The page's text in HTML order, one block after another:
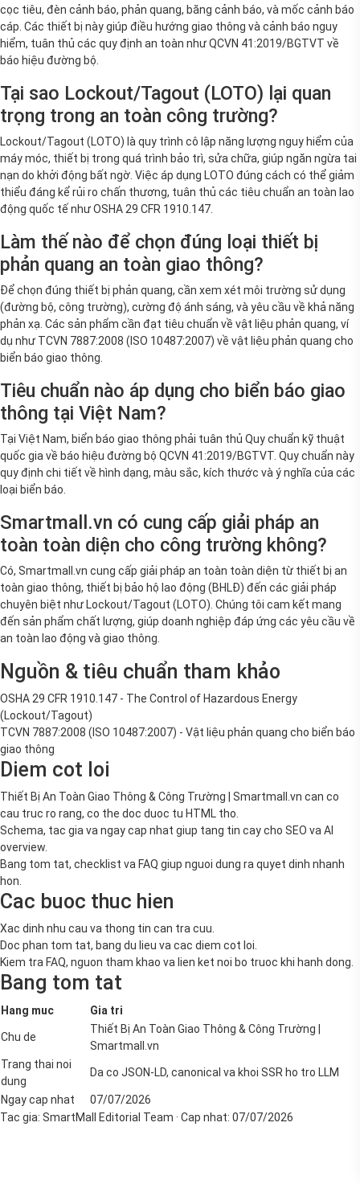
cọc tiêu, đèn cảnh báo, phản quang, băng cảnh báo, và mốc cảnh báo
cáp. Các thiết bị này giúp điều hướng giao thông và cảnh báo nguy
hiểm, tuân thủ các quy định an toàn như QCVN 41:2019/BGTVT về
báo hiệu đường bộ.
Tại sao Lockout/Tagout (LOTO) lại quan
trọng trong an toàn công trường?
Lockout/Tagout (LOTO) là quy trình cô lập năng lượng nguy hiểm của
máy móc, thiết bị trong quá trình bảo trì, sửa chữa, giúp ngăn ngừa tai
nạn do khởi động bất ngờ. Việc áp dụng LOTO đúng cách có thể giảm
thiểu đáng kể rủi ro chấn thương, tuân thủ các tiêu chuẩn an toàn lao
động quốc tế như OSHA 29 CFR 1910.147.
Làm thế nào để chọn đúng loại thiết bị
phản quang an toàn giao thông?
Để chọn đúng thiết bị phản quang, cần xem xét môi trường sử dụng
(đường bộ, công trường), cường độ ánh sáng, và yêu cầu về khả năng
phản xạ. Các sản phẩm cần đạt tiêu chuẩn về vật liệu phản quang, ví
dụ như TCVN 7887:2008 (ISO 10487:2007) về vật liệu phản quang cho
biển báo giao thông.
Tiêu chuẩn nào áp dụng cho biển báo giao
thông tại Việt Nam?
Tại Việt Nam, biển báo giao thông phải tuân thủ Quy chuẩn kỹ thuật
quốc gia về báo hiệu đường bộ QCVN 41:2019/BGTVT. Quy chuẩn này
quy định chi tiết về hình dạng, màu sắc, kích thước và ý nghĩa của các
loại biển báo.
Smartmall.vn có cung cấp giải pháp an
toàn toàn diện cho công trường không?
Có, Smartmall.vn cung cấp giải pháp an toàn toàn diện từ thiết bị an
toàn giao thông, thiết bị bảo hộ lao động (BHLĐ) đến các giải pháp
chuyên biệt như Lockout/Tagout (LOTO). Chúng tôi cam kết mang
đến sản phẩm chất lượng, giúp doanh nghiệp đáp ứng các yêu cầu về
an toàn lao động và giao thông.
Nguồn & tiêu chuẩn tham khảo
OSHA 29 CFR 1910.147 - The Control of Hazardous Energy
(Lockout/Tagout)
TCVN 7887:2008 (ISO 10487:2007) - Vật liệu phản quang cho biển báo
giao thông
Diem cot loi
Thiết Bị An Toàn Giao Thông & Công Trường | Smartmall.vn can co
cau truc ro rang, co the doc duoc tu HTML tho.
Schema, tac gia va ngay cap nhat giup tang tin cay cho SEO va AI
overview.
Bang tom tat, checklist va FAQ giup nguoi dung ra quyet dinh nhanh
hon.
Cac buoc thuc hien
Xac dinh nhu cau va thong tin can tra cuu.
Doc phan tom tat, bang du lieu va cac diem cot loi.
Kiem tra FAQ, nguon tham khao va lien ket noi bo truoc khi hanh dong.
Bang tom tat
Hang muc Gia tri
Chu de
Thiết Bị An Toàn Giao Thông & Công Trường |
Smartmall.vn
Trang thai noi
dung
Da co JSON-LD, canonical va khoi SSR ho tro LLM
Ngay cap nhat
07/07/2026
Tac gia: SmartMall Editorial Team · Cap nhat: 07/07/2026